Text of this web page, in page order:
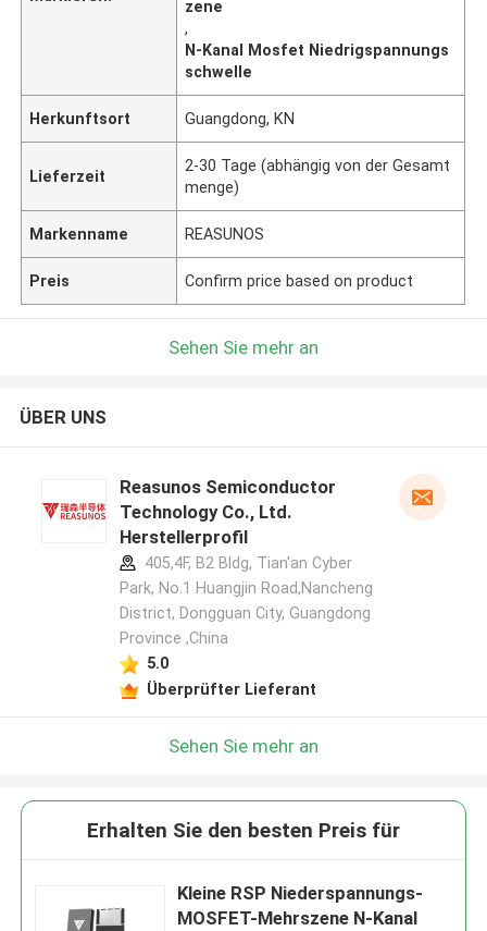
zene
,
N-Kanal Mosfet Niedrigspannungs
schwelle
Herkunftsort Guangdong, KN
Lieferzeit
2-30 Tage (abhängig von der Gesamt
menge)
Markenname REASUNOS
Preis Confirm price based on product
Sehen Sie mehr an
ÜBER UNS
Reasunos Semiconductor
Technology Co., Ltd.
Herstellerprofil
405,4F, B2 Bldg, Tian'an Cyber
Park, No.1 Huangjin Road,Nancheng
District, Dongguan City, Guangdong
Province ,China
5.0
Überprüfter Lieferant
Sehen Sie mehr an
Erhalten Sie den besten Preis für
Kleine RSP Niederspannungs-
MOSFET-Mehrszene N-Kanal